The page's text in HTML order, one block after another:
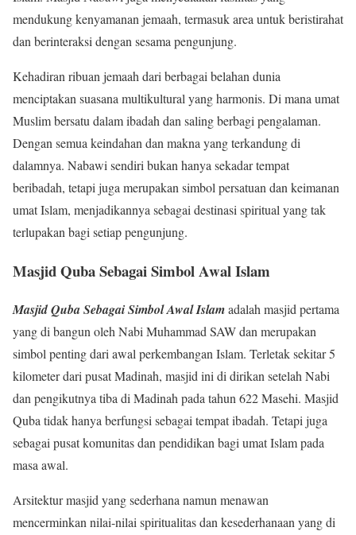
mendukung kenyamanan jemaah, termasuk area untuk beristirahat
dan berinteraksi dengan sesama pengunjung.
Kehadiran ribuan jemaah dari berbagai belahan dunia
menciptakan suasana multikultural yang harmonis. Di mana umat
Muslim bersatu dalam ibadah dan saling berbagi pengalaman.
Dengan semua keindahan dan makna yang terkandung di
dalamnya. Nabawi sendiri bukan hanya sekadar tempat
beribadah, tetapi juga merupakan simbol persatuan dan keimanan
umat Islam, menjadikannya sebagai destinasi spiritual yang tak
terlupakan bagi setiap pengunjung.
Masjid Quba Sebagai Simbol Awal Islam
Masjid Quba Sebagai Simbol Awal Islamadalah masjid pertama
yang di bangun oleh Nabi Muhammad SAW dan merupakan
simbol penting dari awal perkembangan Islam. Terletak sekitar 5
kilometer dari pusat Madinah, masjid ini di dirikan setelah Nabi
dan pengikutnya tiba di Madinah pada tahun 622 Masehi. Masjid
Quba tidak hanya berfungsi sebagai tempat ibadah. Tetapi juga
sebagai pusat komunitas dan pendidikan bagi umat Islam pada
masa awal.
Arsitektur masjid yang sederhana namun menawan
mencerminkan nilai-nilai spiritualitas dan kesederhanaan yang di